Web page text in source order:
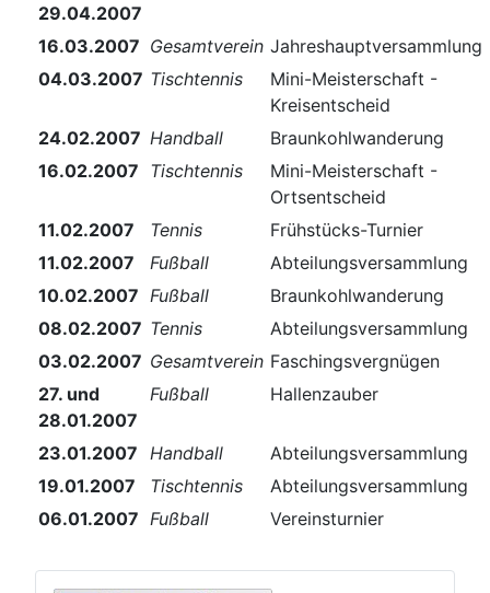
29.04.2007
16.03.2007 Gesamtverein Jahreshauptversammlung
04.03.2007 Tischtennis
Mini-Meisterschaft -
Kreisentscheid
24.02.2007 Handball
Braunkohlwanderung
16.02.2007 Tischtennis
Mini-Meisterschaft -
Ortsentscheid
11.02.2007
Tennis
Frühstücks-Turnier
11.02.2007
Fußball
Abteilungsversammlung
10.02.2007 Fußball
Braunkohlwanderung
08.02.2007 Tennis
Abteilungsversammlung
03.02.2007 Gesamtverein Faschingsvergnügen
27. und
28.01.2007
Fußball Hallenzauber
23.01.2007 Handball
Abteilungsversammlung
19.01.2007
Tischtennis
Abteilungsversammlung
06.01.2007 Fußball Vereinsturnier